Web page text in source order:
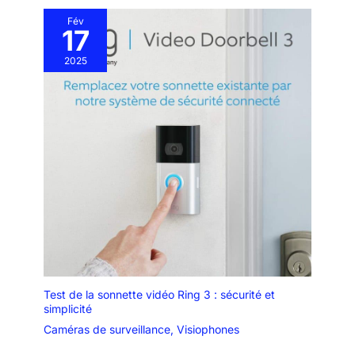
Fév
17
2025
Test de la sonnette vidéo Ring 3 : sécurité et
simplicité
Caméras de surveillance, Visiophones